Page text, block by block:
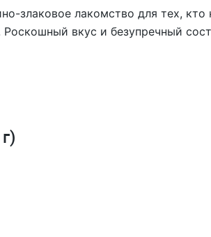
злаковое лакомство для тех,
вкус и безупречный